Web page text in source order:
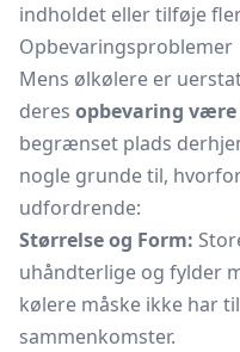
indholdet eller tilføje
Opbevaringsproblemer
Mens ølkølere er
deres opbevaring
begrænset plads
nogle grunde til,
udfordrende:
Størrelse og Form:
uhåndterlige og fylder
kølere måske ikke har
sammenkomster.